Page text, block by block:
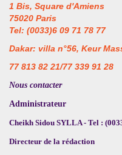
1 Bis, Square d'Amiens
75020 Paris
Tel: (0033)6 09 71 78 77
Dakar: villa n°56, Keur
77 813 82 21/77 339 91 28
Nous contacter
Administrateur
Cheikh Sidou SYLLA - Tel :
Directeur de la rédaction